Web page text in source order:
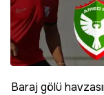
Baraj gölü